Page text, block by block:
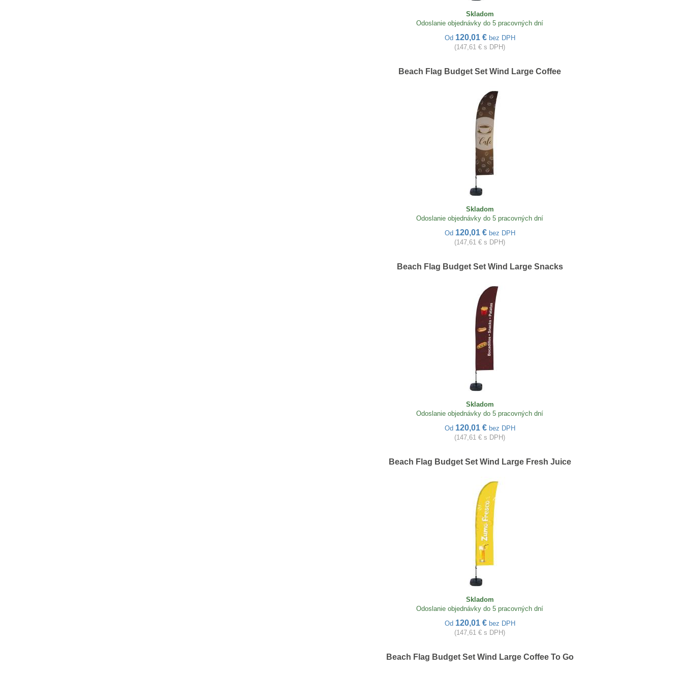
Skladom
Odoslanie objednávky do 5 pracovných dní
Od 120,01 € bez DPH
(147,61 € s DPH)
Beach Flag Budget Set Wind Large Coffee
Skladom
Odoslanie objednávky do 5 pracovných dní
Od 120,01 € bez DPH
(147,61 € s DPH)
Beach Flag Budget Set Wind Large Snacks
Skladom
Odoslanie objednávky do 5 pracovných dní
Od 120,01 € bez DPH
(147,61 € s DPH)
Beach Flag Budget Set Wind Large Fresh Juice
Skladom
Odoslanie objednávky do 5 pracovných dní
Od 120,01 € bez DPH
(147,61 € s DPH)
Beach Flag Budget Set Wind Large Coffee To Go